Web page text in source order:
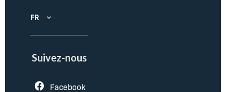
FR
Suivez-nous
Facebook